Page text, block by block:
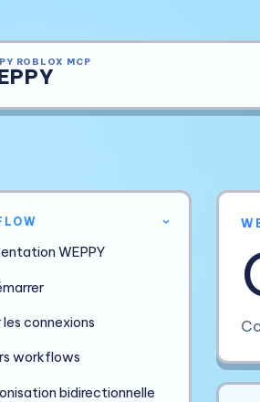
ROBLOX MCP
›
WEPPY
connexions
workflows
bidirectionnelle